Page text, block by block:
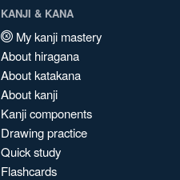
KANJI & KANA
My kanji mastery
About hiragana
About katakana
About kanji
Kanji components
Drawing practice
Quick study
Flashcards